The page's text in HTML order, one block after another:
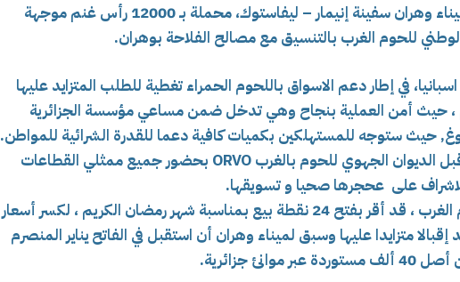
رست صباح اليوم الأحد، بميناء وهران سفينة إنيمار – ليفاستوك، محملة بـ 12000 رأس غنم موجهة
للحوم الغرب بالتنسيق مع مصالح الفلاحة بوهران.
في إطار دعم الاسواق باللحوم الحمراء تغطية للطلب المتزايد عليها
، حيث أمن العملية بنجاح وهي تدخل ضمن مساعي مؤسسة الجزائرية
حيث ستوجه للمستهلكين بكميات كافية دعما للقدرة الشرائية للمواطن.
الديوان الجهوي للحوم بالغرب ORVO بحضور جميع ممثلي القطاعات
للاشراف على عحجرها صحيا و تسويقها.
وكان الديوان الجهوي للحوم الغرب ، قد أقر بفتح 24 نقطة بيع بمناسبة شهر رمضان الكريم ، لكسر أسعار
متزايدا عليها وسبق لميناء وهران أن استقبل في الفاتح يناير المنصرم